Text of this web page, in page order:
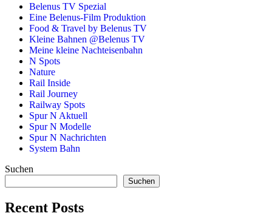
Belenus TV Spezial
Eine Belenus-Film Produktion
Food & Travel by Belenus TV
Kleine Bahnen @Belenus TV
Meine kleine Nachteisenbahn
N Spots
Nature
Rail Inside
Rail Journey
Railway Spots
Spur N Aktuell
Spur N Modelle
Spur N Nachrichten
System Bahn
Suchen
Suchen
Recent Posts